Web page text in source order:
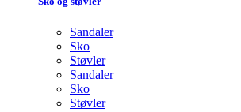
Sandaler
Sko
Støvler
Sandaler
Sko
Støvler